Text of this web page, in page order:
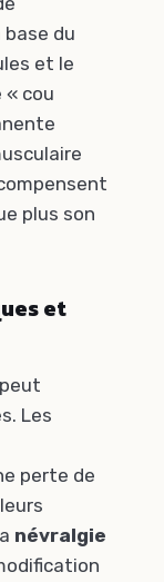
du
et le
cou
plus son
et
Les
perte de
névralgie